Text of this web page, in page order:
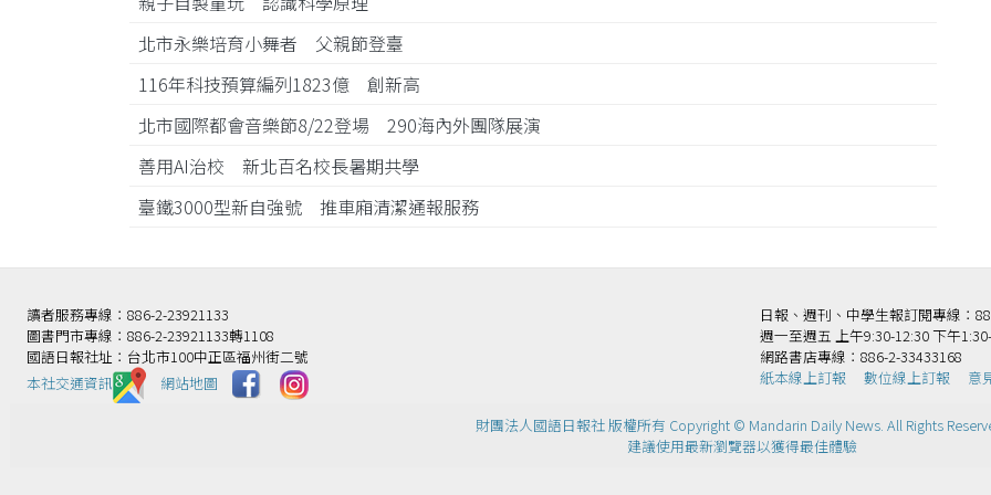
北市永樂培育小舞者 父親節登臺
116年科技預算編列1823億 創新高
北市國際都會音樂節8/22登場 290海內外團隊展演
善用AI治校 新北百名校長暑期共學
臺鐵3000型新自強號 推車廂清潔通報服務
讀者服務專線：886-2-23921133
圖書門市專線：886-2-23921133轉1108
國語日報社址：台北市100中正區福州街二號
本社交通資訊️
網站地圖
日報、週刊、中學生報訂閱專線：
週一至週五 上午9:30-12:30 下午
網路書店專線：886-2-33433168
紙本線上訂報
數位線上訂報 意
財團法人國語日報社 版權所有 Copyright © Mandarin Daily News. All Rights
建議使用最新瀏覽器以獲得最佳體驗